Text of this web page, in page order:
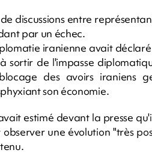
de discussions entre
par un échec.
iranienne avait
sortir de l'impasse
des avoirs iraniens
son économie.
estimé devant la presse
une évolution "très